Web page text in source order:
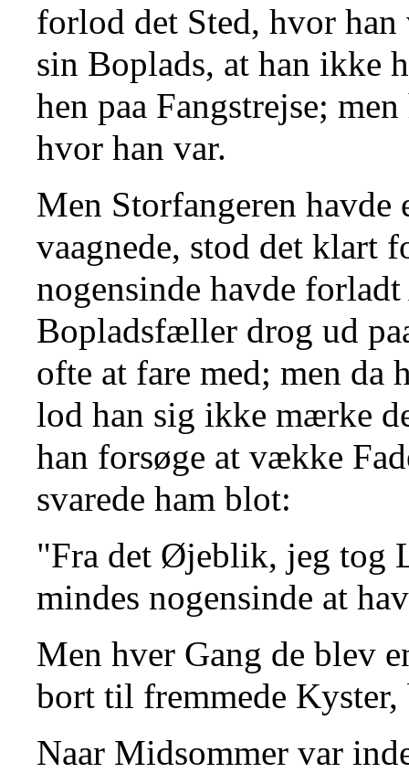
forlod det Sted, hvor han
sin Boplads, at han ikke
hen paa Fangstrejse;
hvor han var.
Men Storfangeren havde
vaagnede, stod det klart
nogensinde havde
Bopladsfæller drog ud
ofte at fare med; men da
lod han sig ikke mærke
han forsøge at vække
svarede ham blot:
"Fra det Øjeblik, jeg tog
mindes nogensinde at
Men hver Gang de blev
bort til fremmede Kyster,
Naar Midsommer var